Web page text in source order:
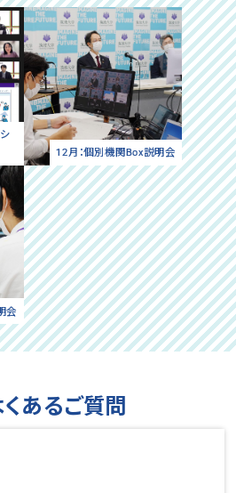
12月：個別機関Box説明会
会
くあるご質問